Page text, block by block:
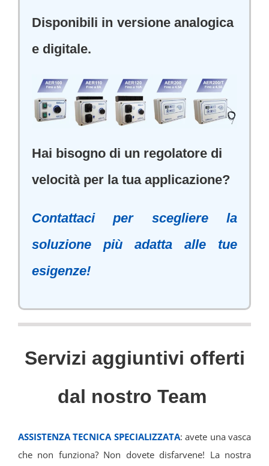
Disponibili in versione analogica
e digitale.
Hai bisogno di un regolatore di
velocità per la tua applicazione?
Contattaci per scegliere la
soluzione più adatta alle tue
esigenze!
Servizi aggiuntivi offerti
dal nostro Team
ASSISTENZA TECNICA SPECIALIZZATA: avete una vasca
che non funziona? Non dovete disfarvene! La nostra